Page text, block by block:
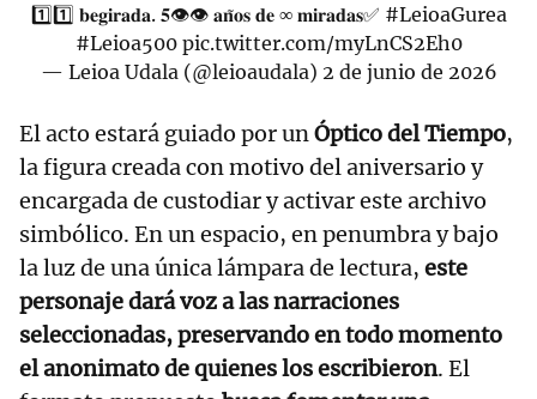
1️⃣1️⃣ 𝐛𝐞𝐠𝐢𝐫𝐚𝐝𝐚. 𝟓👁️👁️ 𝐚𝐧̃𝐨𝐬 𝐝𝐞 ∞ 𝐦𝐢𝐫𝐚𝐝𝐚𝐬✅ #LeioaGurea
#Leioa500 pic.twitter.com/myLnCS2Eh0
— Leioa Udala (@leioaudala) 2 de junio de 2026
El acto estará guiado por unÓptico del Tiempo,
la figura creada con motivo del aniversario y
encargada de custodiar y activar este archivo
simbólico. En un espacio, en penumbra y bajo
la luz de una única lámpara de lectura, este
personaje dará voz a las narraciones
seleccionadas, preservando en todo momento
el anonimato de quienes los escribieron. El